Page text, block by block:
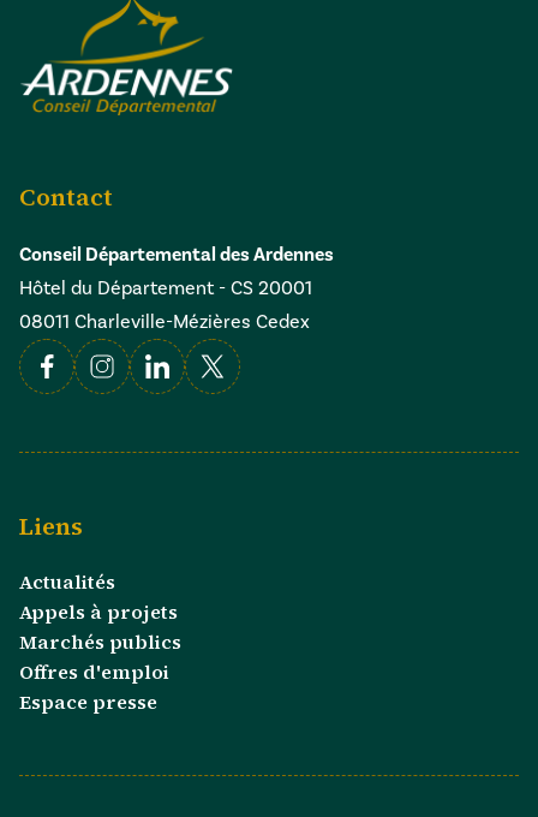
Contact
Conseil Départemental des Ardennes
Hôtel du Département - CS 20001
08011 Charleville-Mézières Cedex
FacebookInstagramLinkedin
X
Liens
Actualités
Appels à projets
Marchés publics
Offres d'emploi
Espace presse